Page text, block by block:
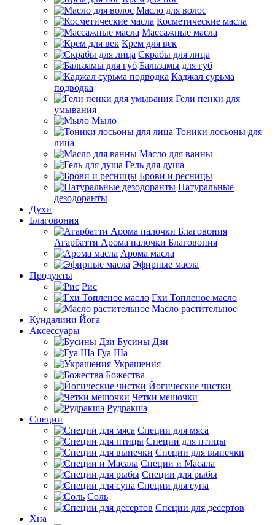
Масло для волос
Косметические масла
Массажные масла
Крем для век
Скрабы для лица
Бальзамы для губ
Каджал сурьма
подводка
Гели пенки для
умывания
Мыло
Тоники лосьоны для
лица
Масло для ванны
Гель для душа
Брови и ресницы
Натуральные
дезодоранты
Духи
Благовония
Агарбатти Арома палочки Благовония
Арома масла
Эфирные масла
Продукты
Рис
Гхи Топленое масло
Масло растительное
Кундалини Йога
Аксессуары
Бусины Дзи
Гуа Ша
Украшения
Божества
Йогические чистки
Четки мешочки
Рудракша
Специи
Специи для мяса
Специи для птицы
Специи для выпечки
Специи и Масала
Специи для рыбы
Специи для супа
Соль
Специи для десертов
Хна